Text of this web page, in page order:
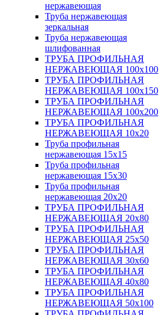
нержавеющая
Труба нержавеющая
зеркальная
Труба нержавеющая
шлифованная
ТРУБА ПРОФИЛЬНАЯ
НЕРЖАВЕЮЩАЯ 100х100
ТРУБА ПРОФИЛЬНАЯ
НЕРЖАВЕЮЩАЯ 100х150
ТРУБА ПРОФИЛЬНАЯ
НЕРЖАВЕЮЩАЯ 100х200
ТРУБА ПРОФИЛЬНАЯ
НЕРЖАВЕЮЩАЯ 10х20
Труба профильная
нержавеющая 15х15
Труба профильная
нержавеющая 15х30
Труба профильная
нержавеющая 20х20
ТРУБА ПРОФИЛЬНАЯ
НЕРЖАВЕЮЩАЯ 20х80
ТРУБА ПРОФИЛЬНАЯ
НЕРЖАВЕЮЩАЯ 25х50
ТРУБА ПРОФИЛЬНАЯ
НЕРЖАВЕЮЩАЯ 30х60
ТРУБА ПРОФИЛЬНАЯ
НЕРЖАВЕЮЩАЯ 40х80
ТРУБА ПРОФИЛЬНАЯ
НЕРЖАВЕЮЩАЯ 50х100